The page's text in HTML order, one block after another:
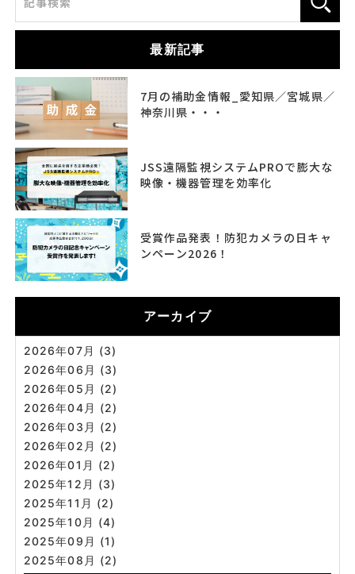
最新記事
7月の補助金情報_愛知県／宮城県／
神奈川県・・・
JSS遠隔監視システムPROで膨大な
映像・機器管理を効率化
受賞作品発表！防犯カメラの日キャ
ンペーン2026！
アーカイブ
2026年07月 (3)
2026年06月 (3)
2026年05月 (2)
2026年04月 (2)
2026年03月 (2)
2026年02月 (2)
2026年01月 (2)
2025年12月 (3)
2025年11月 (2)
2025年10月 (4)
2025年09月 (1)
2025年08月 (2)